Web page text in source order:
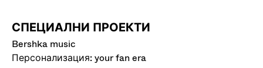
СПЕЦИАЛНИ ПРОЕКТИ
Bershka music
Персонализация: your fan era